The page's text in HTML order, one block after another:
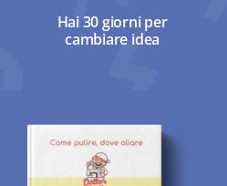
Hai 30 giorni per
cambiare idea